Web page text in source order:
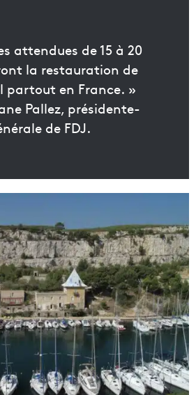
attendues de 15 à 20
la restauration de
partout en France. »
Pallez, présidente-
de FDJ.